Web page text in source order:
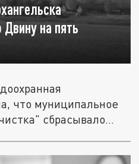
на пять
что муниципальное
сбрасывало...